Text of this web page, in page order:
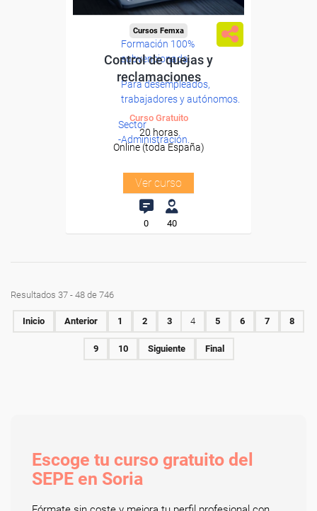
Formación 100%
subvencionada.
Para desempleados,
trabajadores y autónomos.
Sector
-Administración.
Cursos Femxa
Control de quejas y
reclamaciones
Curso Gratuito
20 horas
Online (toda España)
Ver curso
0 40
Resultados 37 - 48 de 746
Inicio Anterior 1 2 3 4 5 6 7 8
9 10 Siguiente Final
Escoge tu curso gratuito del
SEPE en Soria